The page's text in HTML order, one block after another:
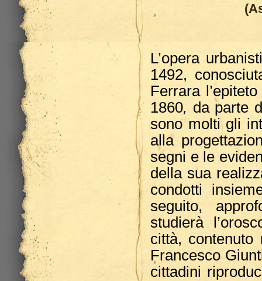
L’opera
1492,
Ferrara
1860, da parte
sono molti gli
alla
segni e le
della sua
condotti
seguito,
studierà
città,
Francesco
cittadini